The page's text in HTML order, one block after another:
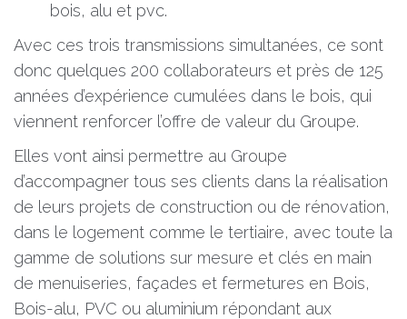
bois, alu et pvc.
Avec ces trois transmissions simultanées, ce sont
donc quelques 200 collaborateurs et près de 125
années d’expérience cumulées dans le bois, qui
viennent renforcer l’offre de valeur du Groupe.
Elles vont ainsi permettre au Groupe
d’accompagner tous ses clients dans la réalisation
de leurs projets de construction ou de rénovation,
dans le logement comme le tertiaire, avec toute la
gamme de solutions sur mesure et clés en main
de menuiseries, façades et fermetures en Bois,
Bois-alu, PVC ou aluminium répondant aux